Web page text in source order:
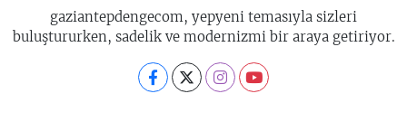
gaziantepdengecom, yepyeni temasıyla sizleri
buluştururken, sadelik ve modernizmi bir araya getiriyor.